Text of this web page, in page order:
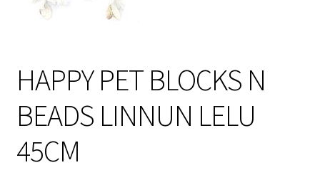
HAPPY PET BLOCKS N
BEADS LINNUN LELU
45CM